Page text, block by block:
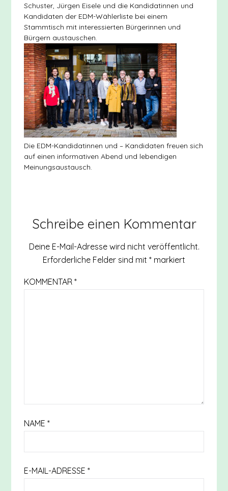
Schuster, Jürgen Eisele und die Kandidatinnen und
Kandidaten der EDM-Wählerliste bei einem
Stammtisch mit interessierten Bürgerinnen und
Bürgern austauschen.
Die EDM-Kandidatinnen und – Kandidaten freuen sich
auf einen informativen Abend und lebendigen
Meinungsaustausch.
Schreibe einen Kommentar
Deine E-Mail-Adresse wird nicht veröffentlicht.
Erforderliche Felder sind mit * markiert
KOMMENTAR*
NAME*
E-MAIL-ADRESSE*